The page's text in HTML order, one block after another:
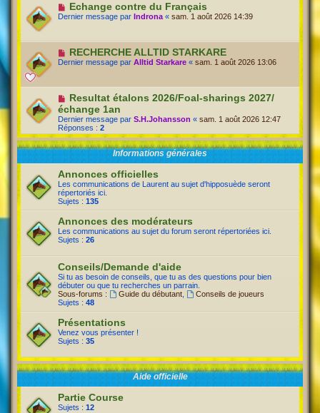
Echange contre du Français
Dernier message par Indrona « sam. 1 août 2026 14:39
RECHERCHE ALLTID STARKARE
Dernier message par Alltid Starkare « sam. 1 août 2026 13:06
Resultat étalons 2026/Foal-sharings 2027/
échange 1an
Dernier message par S.H.Johansson « sam. 1 août 2026 12:47
Réponses : 2
Informations générales
Annonces officielles
Les communications de Laurent au sujet d'hipposuède seront
répertoriés ici.
Sujets : 135
Annonces des modérateurs
Les communications au sujet du forum seront répertoriées ici.
Sujets : 26
Conseils/Demande d'aide
Si tu as besoin de conseils, que tu as des questions pour bien
débuter ou que tu recherches un parrain.
Sous-forums :
Guide du débutant,
Conseils de joueurs
Sujets : 48
Présentations
Venez vous présenter !
Sujets : 35
Aide officielle
Partie Course
Sujets : 12